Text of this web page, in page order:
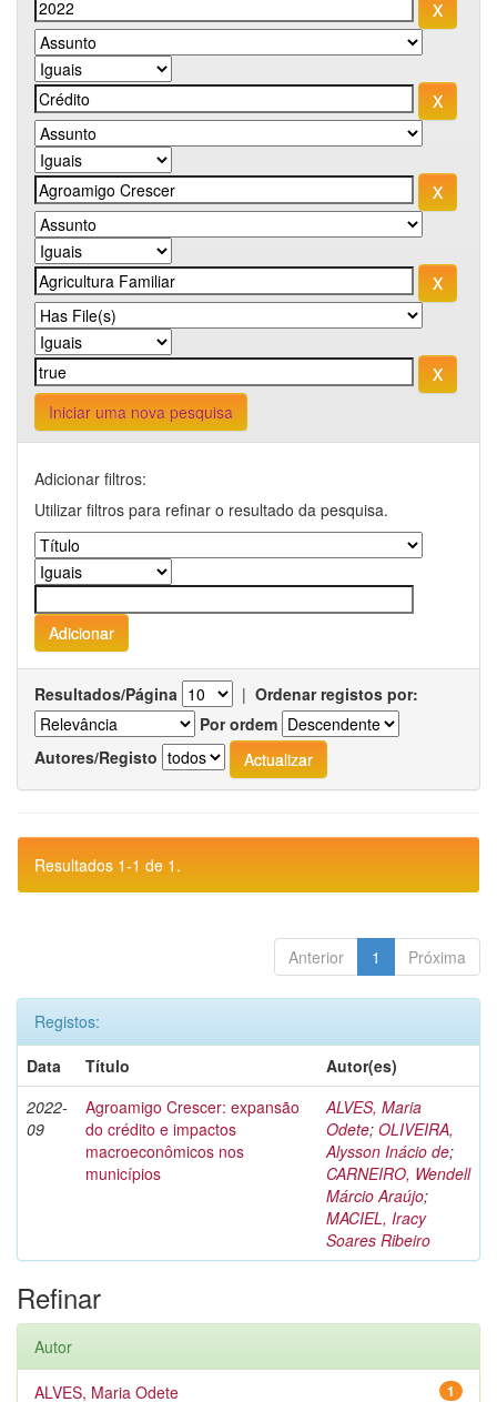
Iniciar uma nova pesquisa
Adicionar filtros:
Utilizar filtros para refinar o resultado da pesquisa.
Resultados/Página | Ordenar registos por:
Por ordem
Autores/Registo
Resultados 1-1 de 1.
Anterior 1 Próxima
Registos:
Data
Título
Autor(es)
2022-
09
Agroamigo Crescer: expansão
do crédito e impactos
macroeconômicos nos
municípios
ALVES, Maria
Odete; OLIVEIRA,
Alysson Inácio de;
CARNEIRO, Wendell
Márcio Araújo;
MACIEL, Iracy
Soares Ribeiro
Refinar
Autor
1
ALVES, Maria Odete